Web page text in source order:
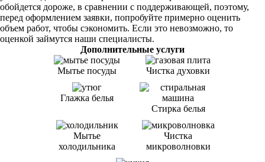
обойдется дороже, в сравнении с поддерживающей, поэтому,
перед оформлением заявки, попробуйте примерно оценить
объем работ, чтобы сэкономить. Если это невозможно, то
оценкой займутся наши специалисты.
Дополнительные услуги
Мытье посуды Чистка духовки
Глажка белья
Стирка белья
Мытье
холодильника
Чистка
микроволновки